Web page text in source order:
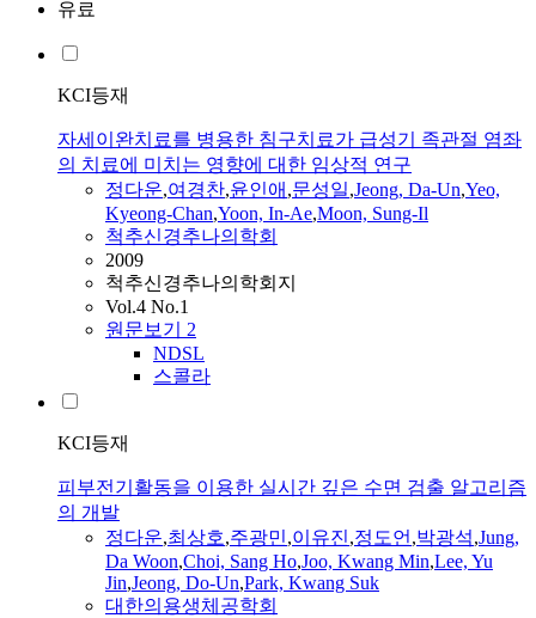
유료
KCI등재
자세이완치료를 병용한 침구치료가 급성기 족관절 염좌
의 치료에 미치는 영향에 대한 임상적 연구
정다운,여경찬,윤인애 ,문성일,Jeong, Da-Un,Yeo,
Kyeong-Chan,Yoon, In-Ae,Moon, Sung-Il
척추신경추나의학회
2009
척추신경추나의학회지
Vol.4 No.1
원문보기 2
NDSL
스콜라
KCI등재
피부전기활동을 이용한 실시간 깊은 수면 검출 알고리즘
의 개발
정다운,최상호,주광민,이유진,정도언,박광석,Jung,
Da Woon,Choi, Sang Ho,Joo, Kwang Min,Lee, Yu
Jin,Jeong, Do-Un,Park, Kwang Suk
대한의용생체공학회